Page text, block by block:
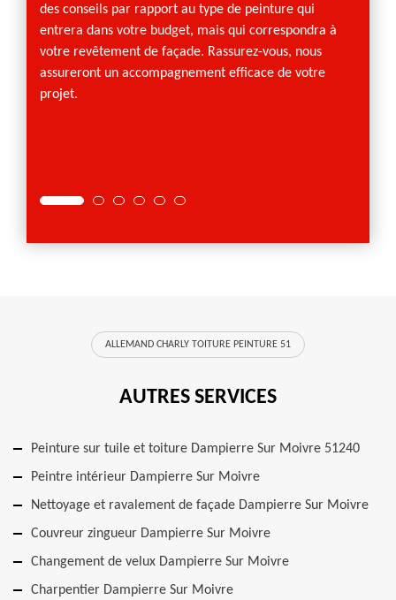
des conseils par rapport au type de peinture qui
entrera dans votre budget, mais qui correspondra à
votre revêtement de façade. Rassurez-vous, nous
assureront un accompagnement efficace de votre
projet.
ALLEMAND CHARLY TOITURE PEINTURE 51
AUTRES SERVICES
Peinture sur tuile et toiture Dampierre Sur Moivre 51240
Peintre intérieur Dampierre Sur Moivre
Nettoyage et ravalement de façade Dampierre Sur Moivre
Couvreur zingueur Dampierre Sur Moivre
Changement de velux Dampierre Sur Moivre
Charpentier Dampierre Sur Moivre